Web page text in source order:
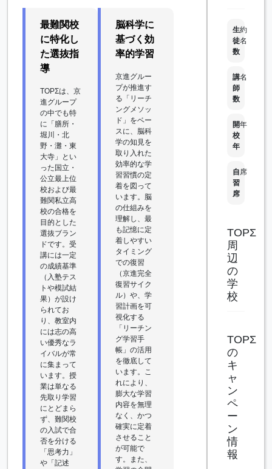
最難関校
に特化し
た選抜指
導
TOPΣは、京
進グループ
の中でも特
に「膳所・
堀川・北
野・灘・東
大寺」とい
った国立・
公立最上位
校および最
難関私立高
校の合格を
目的とした
選抜ブラン
ドです。受
講には一定
の成績基準
（入塾テス
トや模試結
果）が設け
られてお
り、教室内
には志の高
い優秀なラ
イバルが常
に集まって
います。授
業は単なる
先取り学習
にとどまら
ず、難関校
の入試で合
否を分ける
「思考力」
や「記述
脳科学に
基づく効
率的学習
京進グルー
プが推進す
る「リーチ
ングメソッ
ド」をベー
スに、脳科
学の知見を
取り入れた
効率的な学
習習慣の定
着を図って
います。脳
の仕組みを
理解し、最
も記憶に定
着しやすい
タイミング
での復習
（京進完全
復習サイク
ル）や、学
習計画を可
視化する
「リーチン
グ学習手
帳」の活用
を徹底して
います。こ
れにより、
膨大な学習
内容を無理
なく、かつ
確実に定着
させること
が可能で
す。また、
生
徒
数
約
名
講
師
数
名
開
校
年
年
自
習
席
席
TOPΣ
周
辺
の
学
校
TOPΣ
の
キ
ャ
ン
ペ
ー
ン
情
報